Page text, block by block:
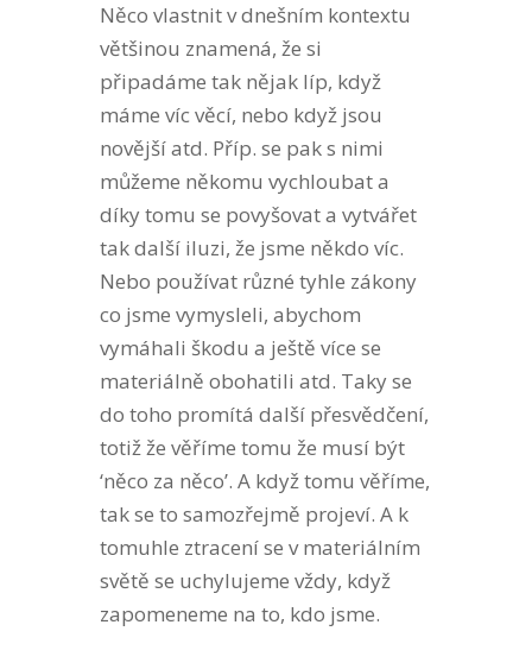
Něco vlastnit v dnešním kontextu
většinou znamená, že si
připadáme tak nějak líp, když
máme víc věcí, nebo když jsou
novější atd. Příp. se pak s nimi
můžeme někomu vychloubat a
díky tomu se povyšovat a vytvářet
tak další iluzi, že jsme někdo víc.
Nebo používat různé tyhle zákony
co jsme vymysleli, abychom
vymáhali škodu a ještě více se
materiálně obohatili atd. Taky se
do toho promítá další přesvědčení,
totiž že věříme tomu že musí být
‘něco za něco’. A když tomu věříme,
tak se to samozřejmě projeví. A k
tomuhle ztracení se v materiálním
světě se uchylujeme vždy, když
zapomeneme na to, kdo jsme.